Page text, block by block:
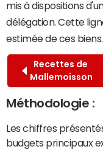
mis à dispositions
délégation. Cette
estimée de ces biens.
Recettes de
Mallemoisson
Méthodologie :
Les chiffres
budgets principaux